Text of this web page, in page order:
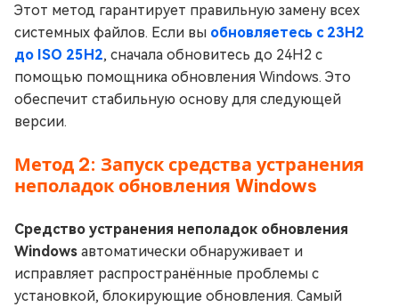
Этот метод гарантирует правильную замену всех
системных файлов. Если вы обновляетесь с 23H2
до ISO 25H2, сначала обновитесь до 24H2 с
помощью помощника обновления Windows. Это
обеспечит стабильную основу для следующей
версии.
Метод 2: Запуск средства устранения
неполадок обновления Windows
Средство устранения неполадок обновления
Windows автоматически обнаруживает и
исправляет распространённые проблемы с
установкой, блокирующие обновления. Самый